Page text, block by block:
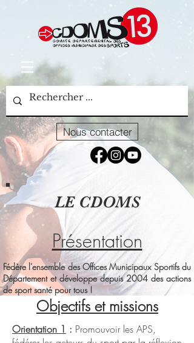
Nous contacter
LE CDOMS
Présentation
Fédère l'ensemble des Offices Municipaux Sportifs du
Département et développe depuis 2004 des actions
de sport santé pour tous !
Objectifs et missions
Orientation 1 : Promouvoir les APS,